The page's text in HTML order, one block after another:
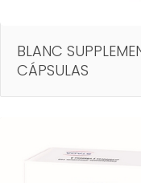
BLANC
CÁPSULAS